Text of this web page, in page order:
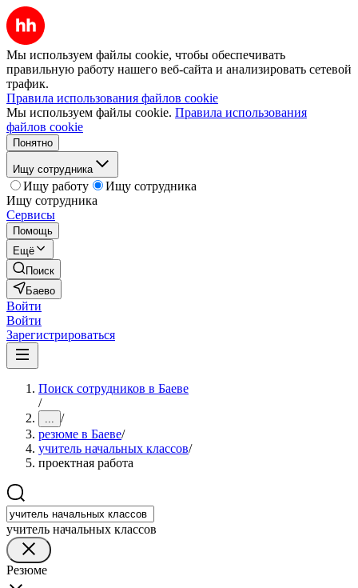
Мы используем файлы cookie, чтобы обеспечивать
правильную работу нашего веб-сайта и анализировать сетевой
трафик.
Правила использования файлов cookie
Мы используем файлы cookie. Правила использования
файлов cookie
Понятно
Ищу сотрудника
Ищу работу
Ищу сотрудника
Ищу сотрудника
Сервисы
Помощь
Ещё
Поиск
Баево
Войти
Войти
Зарегистрироваться
Поиск сотрудников в Баеве
/
... /
резюме в Баеве/
учитель начальных классов/
проектная работа
учитель начальных классов
Резюме